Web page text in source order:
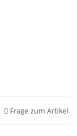
Frage zum Artikel